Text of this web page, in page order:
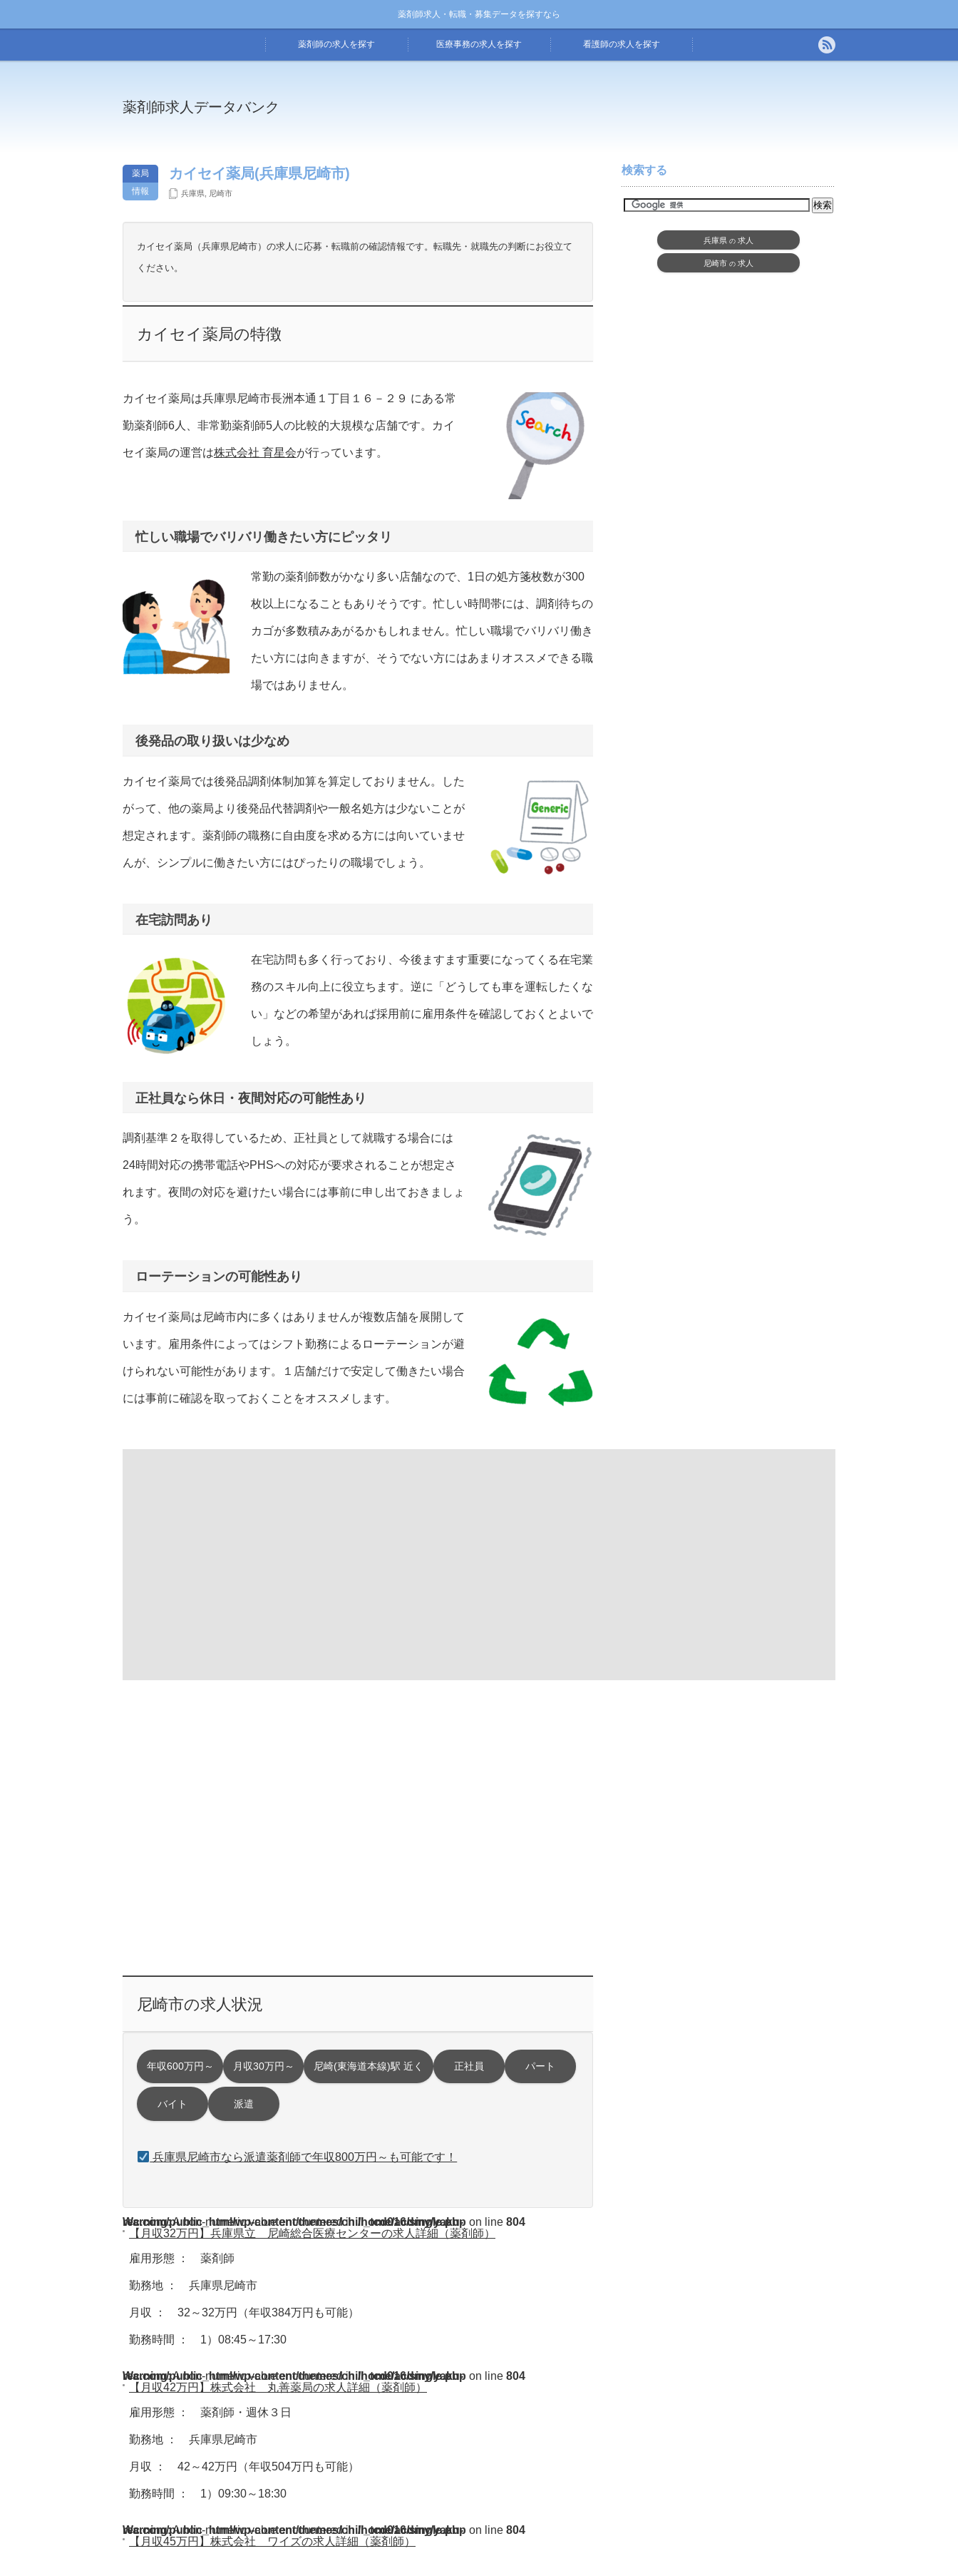
薬剤師求人・転職・募集データを探すなら
薬剤師の求人を探す 医療事務の求人を探す 看護師の求人を探す
薬剤師求人データバンク
薬局
情報
カイセイ薬局(兵庫県尼崎市)
兵庫県 尼崎市
カイセイ薬局（兵庫県尼崎市）の求人に応募・転職前の確認情報です。転職先・就職先の判断にお役立て
ください。
カイセイ薬局の特徴
カイセイ薬局は兵庫県尼崎市長洲本通１丁目１６－２９ にある常
勤薬剤師6人、非常勤薬剤師5人の比較的大規模な店舗です。カイ
セイ薬局の運営は株式会社 育星会が行っています。
忙しい職場でバリバリ働きたい方にピッタリ
常勤の薬剤師数がかなり多い店舗なので、1日の処方箋枚数が300
枚以上になることもありそうです。忙しい時間帯には、調剤待ちの
カゴが多数積みあがるかもしれません。忙しい職場でバリバリ働き
たい方には向きますが、そうでない方にはあまりオススメできる職
場ではありません。
後発品の取り扱いは少なめ
カイセイ薬局では後発品調剤体制加算を算定しておりません。した
がって、他の薬局より後発品代替調剤や一般名処方は少ないことが
想定されます。薬剤師の職務に自由度を求める方には向いていませ
んが、シンプルに働きたい方にはぴったりの職場でしょう。
在宅訪問あり
在宅訪問も多く行っており、今後ますます重要になってくる在宅業
務のスキル向上に役立ちます。逆に「どうしても車を運転したくな
い」などの希望があれば採用前に雇用条件を確認しておくとよいで
しょう。
正社員なら休日・夜間対応の可能性あり
調剤基準２を取得しているため、正社員として就職する場合には
24時間対応の携帯電話やPHSへの対応が要求されることが想定さ
れます。夜間の対応を避けたい場合には事前に申し出ておきましょ
う。
ローテーションの可能性あり
カイセイ薬局は尼崎市内に多くはありませんが複数店舗を展開して
います。雇用条件によってはシフト勤務によるローテーションが避
けられない可能性があります。１店舗だけで安定して働きたい場合
には事前に確認を取っておくことをオススメします。
検索する
兵庫県 の 求人
尼崎市 の 求人
尼崎市の求人状況
年収600万円～ 月収30万円～ 尼崎(東海道本線)駅 近く 正社員 パート
バイト 派遣
兵庫県尼崎市なら派遣薬剤師で年収800万円～も可能です！
Warning: A non-numeric value encountered in
/home/acdmy/yaku-rec.com/public_html/wp-content/themes/chill_tcd016/single.php on line 804
【月収32万円】兵庫県立 尼崎総合医療センターの求人詳細（薬剤師）
雇用形態 ： 薬剤師
勤務地 ： 兵庫県尼崎市
月収 ： 32～32万円（年収384万円も可能）
勤務時間 ： 1）08:45～17:30
Warning: A non-numeric value encountered in
/home/acdmy/yaku-rec.com/public_html/wp-content/themes/chill_tcd016/single.php on line 804
【月収42万円】株式会社 丸善薬局の求人詳細（薬剤師）
雇用形態 ： 薬剤師・週休３日
勤務地 ： 兵庫県尼崎市
月収 ： 42～42万円（年収504万円も可能）
勤務時間 ： 1）09:30～18:30
Warning: A non-numeric value encountered in
/home/acdmy/yaku-rec.com/public_html/wp-content/themes/chill_tcd016/single.php on line 804
【月収45万円】株式会社 ワイズの求人詳細（薬剤師）